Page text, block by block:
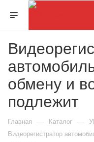
обмену и
подлежит
Главная — Каталог —
Видеорегистратор